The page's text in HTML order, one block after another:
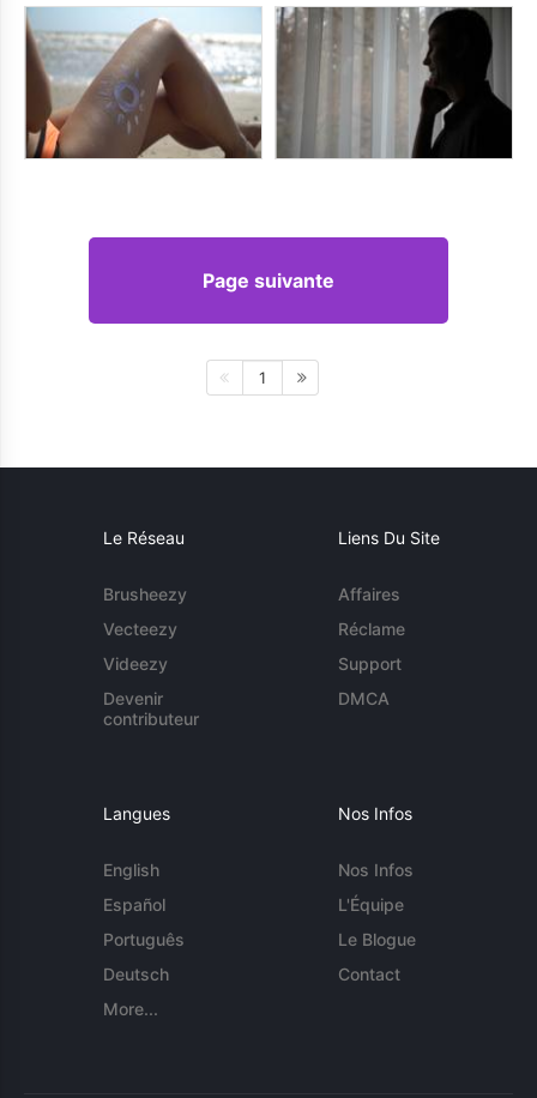
Page suivante
1
Le Réseau
Brusheezy
Vecteezy
Videezy
Devenir
contributeur
Liens Du Site
Affaires
Réclame
Support
DMCA
Langues
English
Español
Português
Deutsch
More...
Nos Infos
Nos Infos
L'Équipe
Le Blogue
Contact